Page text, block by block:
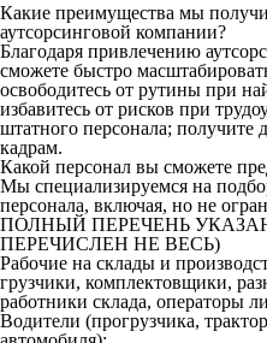
Какие преимущества мы
аутсорсинговой компании?
Благодаря привлечению
сможете быстро
освободитесь от рутины при
избавитесь от рисков при
штатного персонала;
кадрам.
Какой персонал вы сможете
Мы специализируемся на
персонала, включая, но не
ПОЛНЫЙ ПЕРЕЧЕНЬ
ПЕРЕЧИСЛЕН НЕ ВЕСЬ)
Рабочие на склады и
грузчики, комплектовщики,
работники склада, операторы
Водители (прогрузчика,